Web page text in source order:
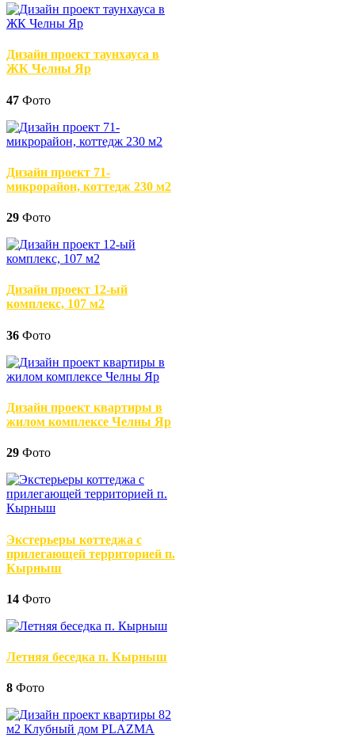
Дизайн проект таунхауса в
ЖК Челны Яр
47 Фото
Дизайн проект 71-
микрорайон, коттедж 230 м2
29 Фото
Дизайн проект 12-ый
комплекс, 107 м2
36 Фото
Дизайн проект квартиры в
жилом комплексе Челны Яр
29 Фото
Экстерьеры коттеджа с
прилегающей территорией п.
Кырныш
14 Фото
Летняя беседка п. Кырныш
8 Фото